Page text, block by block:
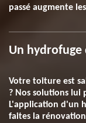
passé augmente
Un
Votre toiture est
? Nos solutions lui
L'application d'un
faites la